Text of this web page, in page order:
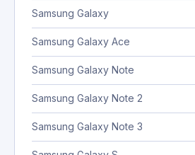
Samsung Galaxy
Samsung Galaxy Ace
Samsung Galaxy Note
Samsung Galaxy Note 2
Samsung Galaxy Note 3